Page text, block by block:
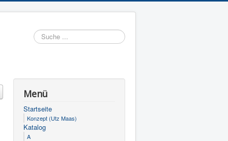
Menü
Startseite
Konzept (Utz Maas)
Katalog
A